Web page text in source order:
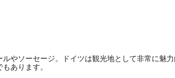
やソーセージ。ドイツは観光地として非常に魅
あります。